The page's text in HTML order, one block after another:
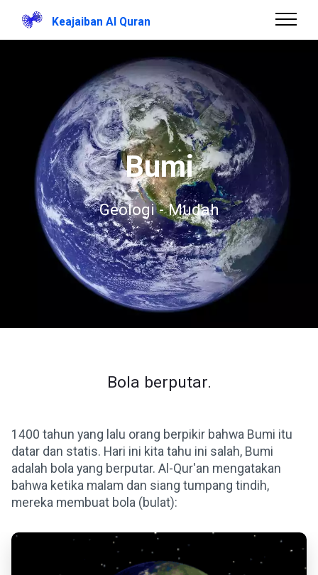
Keajaiban Al Quran
Bumi
Geologi - Mudah
Bola berputar.
1400 tahun yang lalu orang berpikir bahwa Bumi itu
datar dan statis. Hari ini kita tahu ini salah, Bumi
adalah bola yang berputar. Al-Qur'an mengatakan
bahwa ketika malam dan siang tumpang tindih,
mereka membuat bola (bulat):